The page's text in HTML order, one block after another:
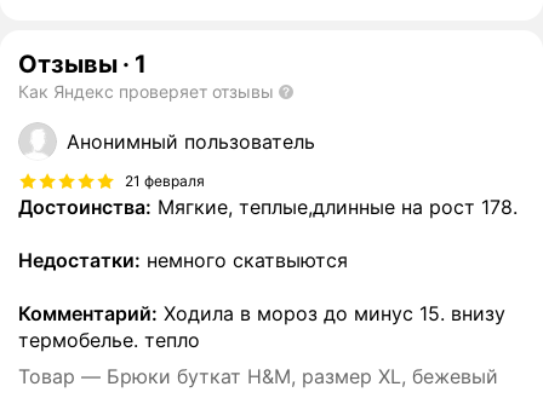
Отзывы · 1
Как Яндекс проверяет отзывы
Анонимный пользователь
21 февраля
Достоинства: Мягкие, теплые,длинные на рост 178.
Недостатки: немного скатвыются
Комментарий: Ходила в мороз до минус 15. внизу
термобелье. тепло
Товар — Брюки буткат H&M, размер XL, бежевый